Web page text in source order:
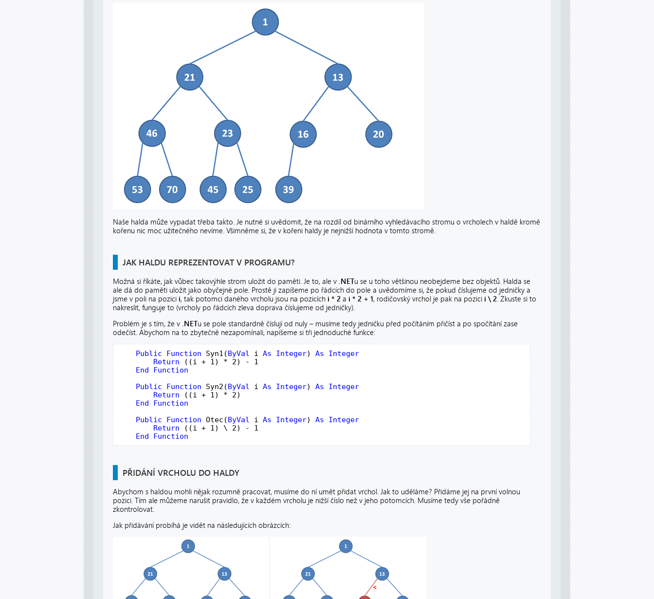
Naše halda může vypadat třeba takto. Je nutné si uvědomit, že na rozdíl od binárního vyhledávacího stromu o vrcholech v haldě kromě
kořenu nic moc užitečného nevíme. Všimněme si, že v kořeni haldy je nejnižší hodnota v tomto stromě.
JAK HALDU REPREZENTOVAT V PROGRAMU?
Možná si říkáte, jak vůbec takovýhle strom uložit do paměti. Je to, ale v .NETu se u toho většinou neobejdeme bez objektů. Halda se
ale dá do paměti uložit jako obyčejné pole. Prostě ji zapíšeme po řádcích do pole a uvědomíme si, že pokud číslujeme od jedničky a
jsme v poli na pozici i, tak potomci daného vrcholu jsou na pozicích i * 2 a i * 2 + 1, rodičovský vrchol je pak na pozici i \ 2. Zkuste si to
nakreslit, funguje to (vrcholy po řádcích zleva doprava číslujeme od jedničky).
Problém je s tím, že v .NETu se pole standardně číslují od nuly – musíme tedy jedničku před počítáním přičíst a po spočítání zase
odečíst. Abychom na to zbytečně nezapomínali, napíšeme si tři jednoduché funkce:
Public Function Syn1(ByVal i As Integer) As
Return ((i + 1) * 2) - 1
End
Function
Public
Function Syn2(ByVal i As Integer) As
Return ((i + 1) * 2)
End
Function
Public
Function Otec(ByVal i As Integer) As
Return ((i + 1) \ 2) - 1
End
Function
PŘIDÁNÍ VRCHOLU DO HALDY
Abychom s haldou mohli nějak rozumně pracovat, musíme do ní umět přidat vrchol. Jak to uděláme? Přidáme jej na první volnou
pozici. Tím ale můžeme narušit pravidlo, že v každém vrcholu je nižší číslo než v jeho potomcích. Musíme tedy vše pořádně
zkontrolovat.
Jak přidávání probíhá je vidět na následujících obrázcích: